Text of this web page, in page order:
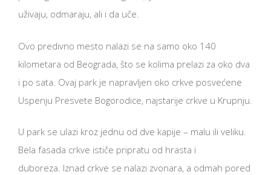
uživaju, odmaraju, ali i da uče.
Ovo predivno mesto nalazi se na samo oko 140
kilometara od Beograda, što se kolima prelazi za oko dva
i po sata. Ovaj park je napravljen oko crkve posvećene
Uspenju Presvete Bogorodice, najstarije crkve u Krupnju.
U park se ulazi kroz jednu od dve kapije – malu ili veliku.
Bela fasada crkve ističe pripratu od hrasta i
duboreza. Iznad crkve se nalazi zvonara, a odmah pored